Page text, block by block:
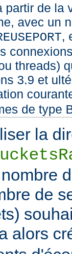
partir de la
avec un
,
threads)
3.9 et
de type
la
de
alors